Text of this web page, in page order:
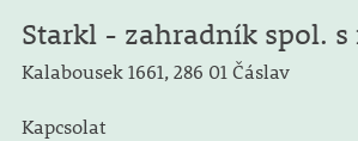
Starkl - zahradník spol. s
Kalabousek 1661, 286 01 Čáslav
Kapcsolat